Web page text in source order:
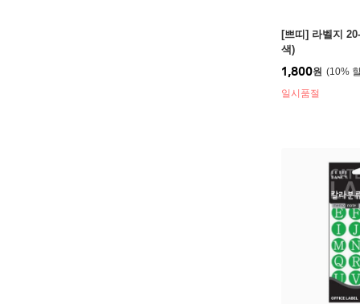
[쁘띠] 라벨지
색)
10%
1,800원
일시품절